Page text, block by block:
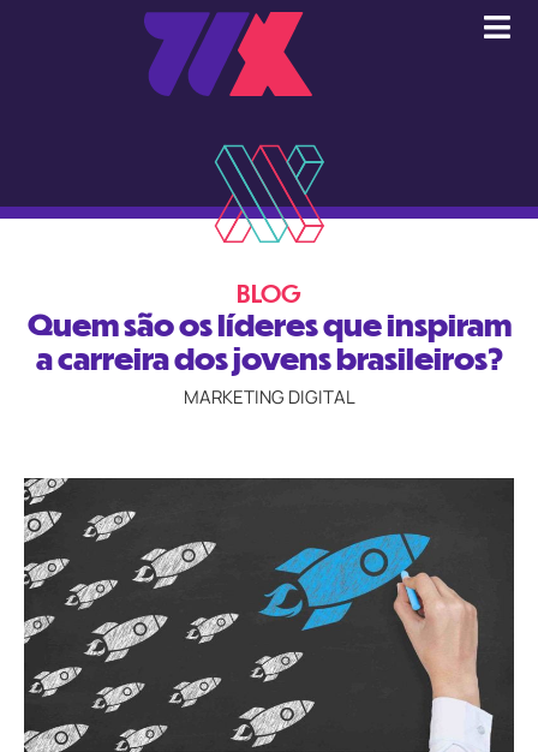
BLOG
Quem são os líderes que inspiram
a carreira dos jovens brasileiros?
MARKETING DIGITAL